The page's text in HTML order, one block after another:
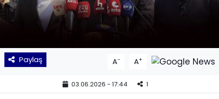
Paylaş A- A+
03.06.2026 - 17:44 1
SPOR
TEKNOLOJİ
Yaşam
YEREL POLİTİKA